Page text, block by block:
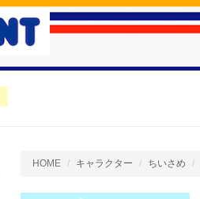
HOME キャラクター ちいさめ